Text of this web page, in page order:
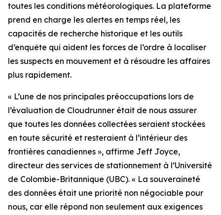
toutes les conditions météorologiques. La plateforme
prend en charge les alertes en temps réel, les
capacités de recherche historique et les outils
d’enquête qui aident les forces de l’ordre à localiser
les suspects en mouvement et à résoudre les affaires
plus rapidement.
« L’une de nos principales préoccupations lors de
l’évaluation de Cloudrunner était de nous assurer
que toutes les données collectées seraient stockées
en toute sécurité et resteraient à l’intérieur des
frontières canadiennes », affirme Jeff Joyce,
directeur des services de stationnement à l’Université
de Colombie-Britannique (UBC). « La souveraineté
des données était une priorité non négociable pour
nous, car elle répond non seulement aux exigences